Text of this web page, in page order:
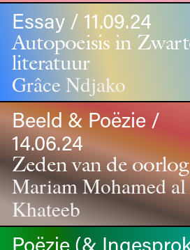
Essay / 11.09.24
Autopoeisis in
literatuur
Grâce Ndjako
Beeld & Poëzie /
14.06.24
Zeden van de oorlog
Mariam Mohamed al
Khateeb
Poëzie (&